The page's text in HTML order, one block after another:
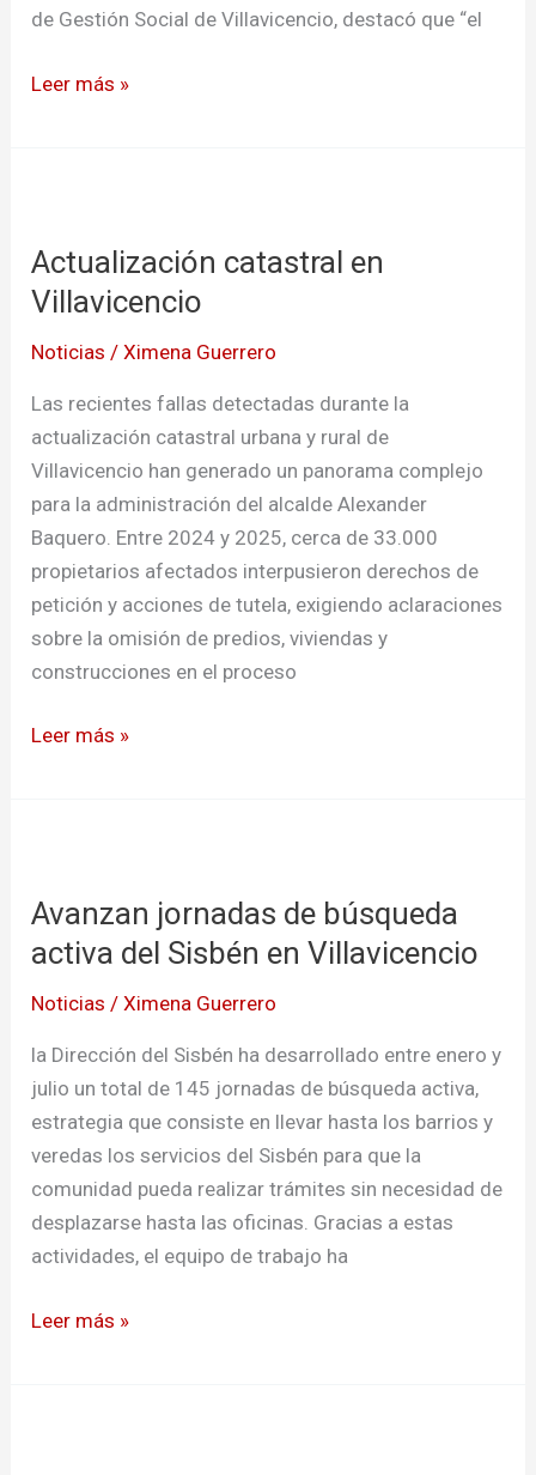
de Gestión Social de Villavicencio, destacó que “el
Leer más »
Actualización catastral en
Villavicencio
Noticias /Ximena Guerrero
Las recientes fallas detectadas durante la
actualización catastral urbana y rural de
Villavicencio han generado un panorama complejo
para la administración del alcalde Alexander
Baquero. Entre 2024 y 2025, cerca de 33.000
propietarios afectados interpusieron derechos de
petición y acciones de tutela, exigiendo aclaraciones
sobre la omisión de predios, viviendas y
construcciones en el proceso
en
Villavicencio
Leer más »
Avanzan jornadas de búsqueda
activa del Sisbén en Villavicencio
Noticias /Ximena Guerrero
la Dirección del Sisbén ha desarrollado entre enero y
julio un total de 145 jornadas de búsqueda activa,
estrategia que consiste en llevar hasta los barrios y
veredas los servicios del Sisbén para que la
comunidad pueda realizar trámites sin necesidad de
desplazarse hasta las oficinas. Gracias a estas
actividades, el equipo de trabajo ha
de
búsqueda
del
Sisbén
en
Villavicencio
Leer más »